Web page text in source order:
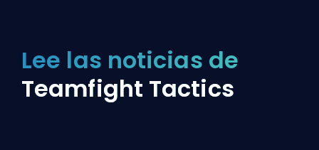
Lee las noticias de
Teamfight Tactics